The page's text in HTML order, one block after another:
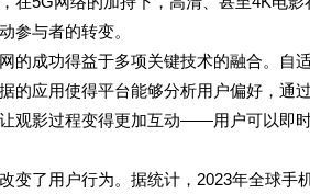
参与者的转变。
的成功得益于多项关键技术的融合。自
的应用使得平台能够分析用户偏好，通
观影过程变得更加互动——用户可以即
变了用户行为。据统计，2023年全球